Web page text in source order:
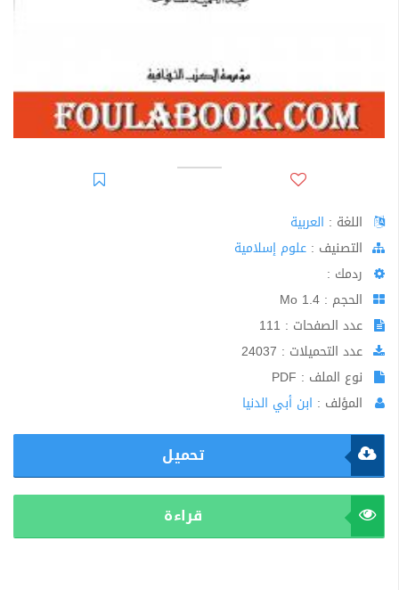
اللغة : العربية
اﻟﺘﺼﻨﻴﻒ : علوم إسلامية
ردمك :
الحجم : 1.4 Mo
عدد الصفحات : 111
عدد التحميلات : 24037
نوع الملف : PDF
المؤلف : ابن أبي الدنيا
تحميل
قراءة